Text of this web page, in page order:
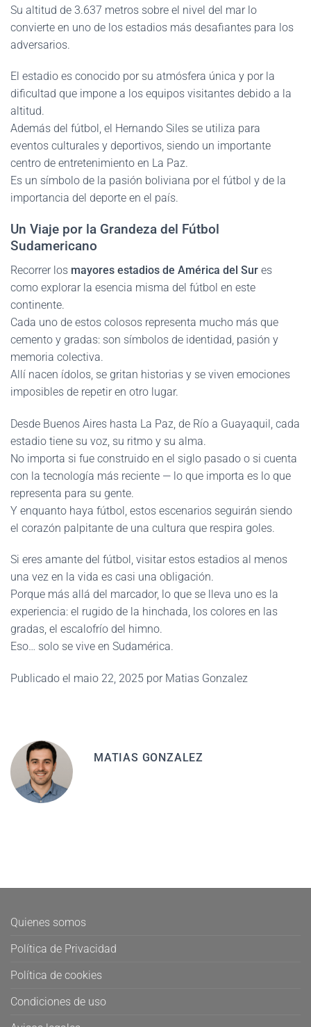
Su altitud de 3.637 metros sobre el nivel del mar lo
convierte en uno de los estadios más desafiantes para los
adversarios.
El estadio es conocido por su atmósfera única y por la
dificultad que impone a los equipos visitantes debido a la
altitud.
Además del fútbol, el Hernando Siles se utiliza para
eventos culturales y deportivos, siendo un importante
centro de entretenimiento en La Paz.
Es un símbolo de la pasión boliviana por el fútbol y de la
importancia del deporte en el país.
Un Viaje por la Grandeza del Fútbol
Sudamericano
Recorrer los mayores estadios de América del Sur es
como explorar la esencia misma del fútbol en este
continente.
Cada uno de estos colosos representa mucho más que
cemento y gradas: son símbolos de identidad, pasión y
memoria colectiva.
Allí nacen ídolos, se gritan historias y se viven emociones
imposibles de repetir en otro lugar.
Desde Buenos Aires hasta La Paz, de Río a Guayaquil, cada
estadio tiene su voz, su ritmo y su alma.
No importa si fue construido en el siglo pasado o si cuenta
con la tecnología más reciente — lo que importa es lo que
representa para su gente.
Y enquanto haya fútbol, estos escenarios seguirán siendo
el corazón palpitante de una cultura que respira goles.
Si eres amante del fútbol, visitar estos estadios al menos
una vez en la vida es casi una obligación.
Porque más allá del marcador, lo que se lleva uno es la
experiencia: el rugido de la hinchada, los colores en las
gradas, el escalofrío del himno.
Eso… solo se vive en Sudamérica.
Publicado el maio 22, 2025 por Matias Gonzalez
MATIAS GONZALEZ
Quienes somos
Política de Privacidad
Política de cookies
Condiciones de uso